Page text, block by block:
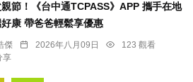
節！《台中通TCPASS》APP 攜手在地
康 帶爸爸輕鬆享優惠
傑 2026年八月09日
123 觀看
享